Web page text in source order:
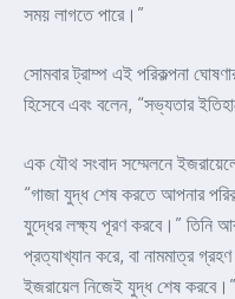
সময় লাগতে পারে।”
সোমবার ট্রাম্প এই পরিকল্পনা
হিসেবে এবং বলেন, “সভ্যতার
এক যৌথ সংবাদ সম্মেলনে
“গাজা যুদ্ধ শেষ করতে আপনার
যুদ্ধের লক্ষ্য পূরণ করবে।” তিনি
প্রত্যাখ্যান করে, বা নামমাত্র
ইজরায়েল নিজেই যুদ্ধ শেষ করবে।”